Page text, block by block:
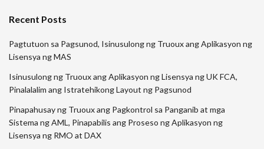
Recent Posts
Pagtutuon sa Pagsunod, Isinusulong ng Truoux ang Aplikasyon ng
Lisensya ng MAS
Isinusulong ng Truoux ang Aplikasyon ng Lisensya ng UK FCA,
Pinalalalim ang Istratehikong Layout ng Pagsunod
Pinapahusay ng Truoux ang Pagkontrol sa Panganib at mga
Sistema ng AML, Pinapabilis ang Proseso ng Aplikasyon ng
Lisensya ng RMO at DAX